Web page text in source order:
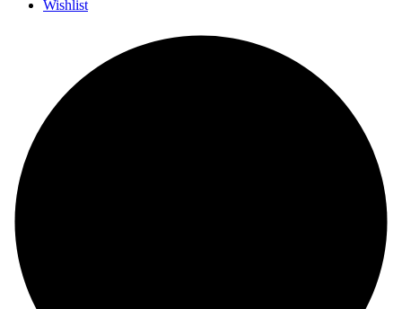
Wishlist